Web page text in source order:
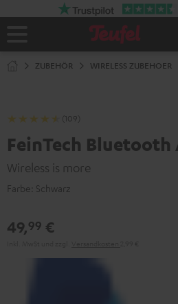
Startseite
ZUBEHÖR WIRELESS ZUBEHOER
(109)
FeinTech Bluetooth
Wireless is more
Farbe: Schwarz
49,99 €